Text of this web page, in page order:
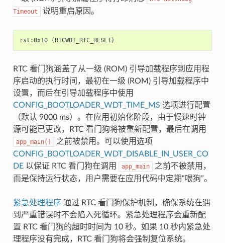
Timeout
说明重启原因。
RTC 看门狗涵盖了从一级 (ROM) 引导加载程序到应用程
序启动的执行时间，最初在一级 (ROM) 引导加载程序中
设置，而后在引导加载程序中使用
CONFIG_BOOTLOADER_WDT_TIME_MS 选项进行配置
（默认 9000 ms）。在应用初始化阶段，由于慢速时钟
源可能已更改，RTC 看门狗将被重新配置，最后在调用
app_main()
之前被禁用。可以使用选项
CONFIG_BOOTLOADER_WDT_DISABLE_IN_USER_CO
DE以保证 RTC 看门狗在调用 app_main
之前不被禁用，
而是保持运行状态，用户需要在应用代码中定期“喂狗”。
紧急处理程序 通过 RTC 看门狗保护机制，确保系统在遇
到严重错误时不会陷入死循环。紧急处理程序会重新配
置 RTC 看门狗的超时时间为 10 秒。如果 10 秒内紧急处
理程序没有完成，RTC 看门狗将会强制复位系统。